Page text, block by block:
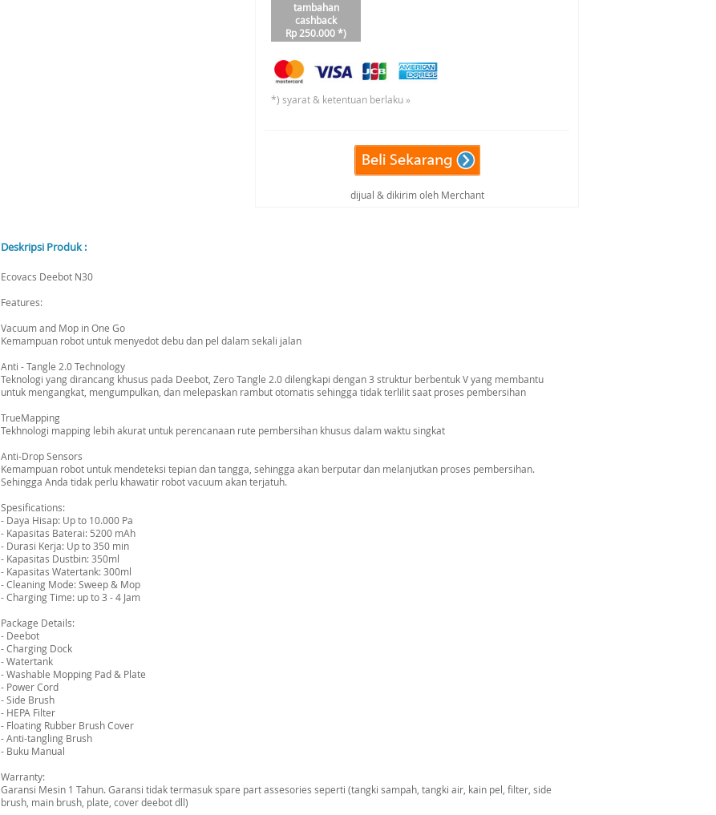
tambahan
cashback
Rp 250.000 *)
*) syarat & ketentuan berlaku »
dijual & dikirim oleh Merchant
Deskripsi Produk :
Ecovacs Deebot N30
Features:
Vacuum and Mop in One Go
Kemampuan robot untuk menyedot debu dan pel dalam sekali jalan
Anti - Tangle 2.0 Technology
Teknologi yang dirancang khusus pada Deebot, Zero Tangle 2.0 dilengkapi dengan 3 struktur berbentuk V yang membantu
untuk mengangkat, mengumpulkan, dan melepaskan rambut otomatis sehingga tidak terlilit saat proses pembersihan
TrueMapping
Tekhnologi mapping lebih akurat untuk perencanaan rute pembersihan khusus dalam waktu singkat
Anti-Drop Sensors
Kemampuan robot untuk mendeteksi tepian dan tangga, sehingga akan berputar dan melanjutkan proses pembersihan.
Sehingga Anda tidak perlu khawatir robot vacuum akan terjatuh.
Spesifications:
- Daya Hisap: Up to 10.000 Pa
- Kapasitas Baterai: 5200 mAh
- Durasi Kerja: Up to 350 min
- Kapasitas Dustbin: 350ml
- Kapasitas Watertank: 300ml
- Cleaning Mode: Sweep & Mop
- Charging Time: up to 3 - 4 Jam
Package Details:
- Deebot
- Charging Dock
- Watertank
- Washable Mopping Pad & Plate
- Power Cord
- Side Brush
- HEPA Filter
- Floating Rubber Brush Cover
- Anti-tangling Brush
- Buku Manual
Warranty:
Garansi Mesin 1 Tahun. Garansi tidak termasuk spare part assesories seperti (tangki sampah, tangki air, kain pel, filter, side
brush, main brush, plate, cover deebot dll)